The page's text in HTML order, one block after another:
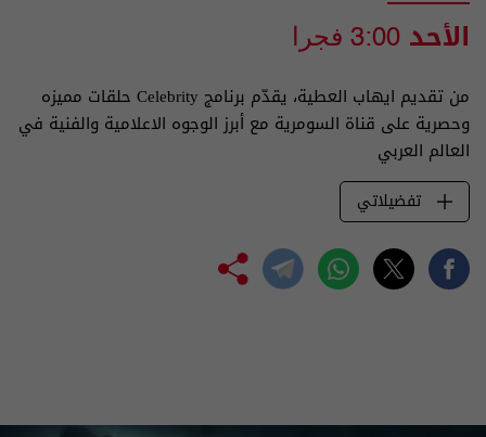
الأحد 3:00 فجرا
من تقديم ايهاب العطية، يقدّم برنامج Celebrity حلقات مميزه
وحصرية على قناة السومرية مع أبرز الوجوه الاعلامية والفنية في
العالم العربي
تفضيلاتي